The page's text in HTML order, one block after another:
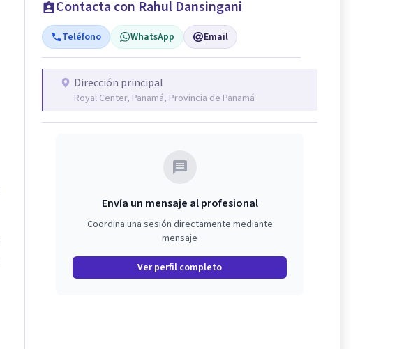
Contacta con Rahul Dansingani
Teléfono WhatsApp Email
Dirección principal
Royal Center, Panamá, Provincia de Panamá
Envía un mensaje al profesional
Coordina una sesión directamente mediante
mensaje
Ver perfil completo